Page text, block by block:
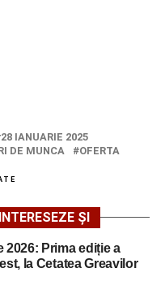
28 IANUARIE 2025
DE MUNCA OFERTA
ȘI
2026: Prima ediție a
la Cetatea Greavilor